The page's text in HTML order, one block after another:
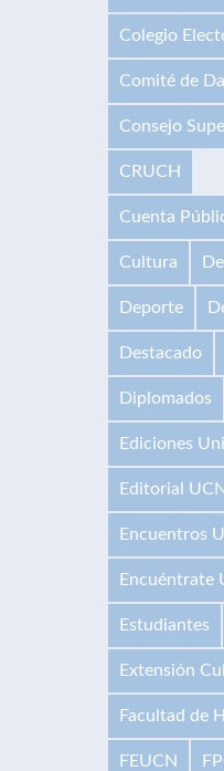
Colegio
Comité de
Consejo
CRUCH
Cuenta
Cultura
Deporte
Destacado
Diplomados
Ediciones
Editorial
Encuentros
Encuéntrate
Estudiantes
Extensión
Facultad de
FEUCN